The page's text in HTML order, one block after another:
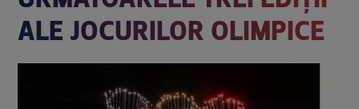
ALE JOCURILOR OLIMPICE